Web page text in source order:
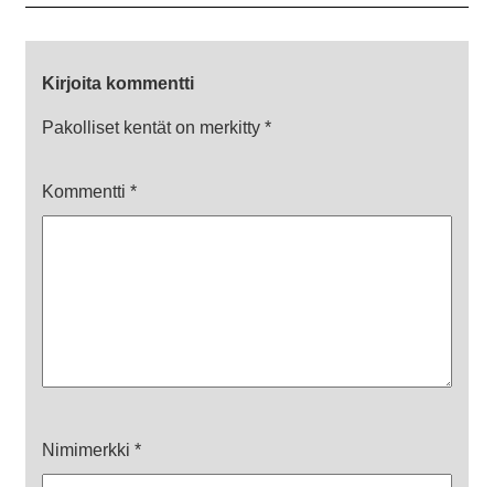
Kirjoita kommentti
Pakolliset kentät on merkitty *
Kommentti *
Nimimerkki *